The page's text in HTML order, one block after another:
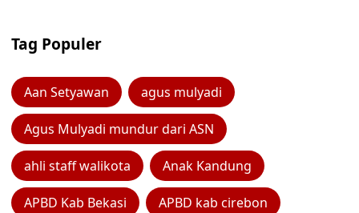
Tag Populer
Aan Setyawan agus mulyadi
Agus Mulyadi mundur dari ASN
ahli staff walikota Anak Kandung
APBD Kab Bekasi APBD kab cirebon